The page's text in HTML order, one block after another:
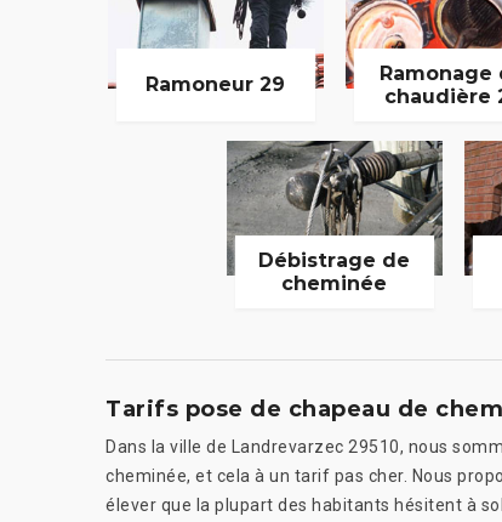
Ramoneur 29
Ramonage
chaudière
Débistrage de
cheminée
Tarifs pose de chapeau de
Dans la ville de Landrevarzec 29510, nous
cheminée, et cela à un tarif pas cher. Nous
élever que la plupart des habitants hésitent à